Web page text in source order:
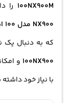
100NX900M را
NX900 مدل 100 اینچ
که به دنبال یک
100NX900 و
با نیاز خود